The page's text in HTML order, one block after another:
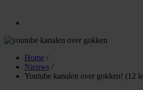
Home /
Nieuws /
Youtube kanalen over gokken! (12